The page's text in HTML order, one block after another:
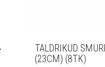
TALDRIKUD
(23CM) (8TK)